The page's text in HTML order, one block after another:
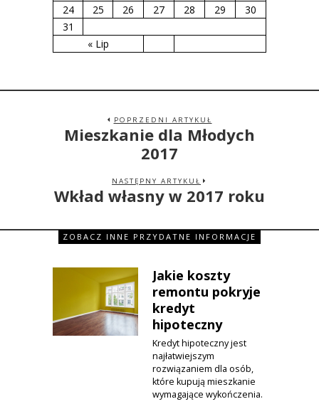
« Lip
24
25 26 27 28 29
30
31
POPRZEDNI ARTYKUŁ
Mieszkanie dla Młodych
2017
NASTĘPNY ARTYKUŁ
Wkład własny w 2017 roku
ZOBACZ INNE PRZYDATNE INFORMACJE
Jakie koszty
remontu pokryje
kredyt
hipoteczny
Kredyt hipoteczny jest
najłatwiejszym
rozwiązaniem dla osób,
które kupują mieszkanie
wymagające wykończenia.